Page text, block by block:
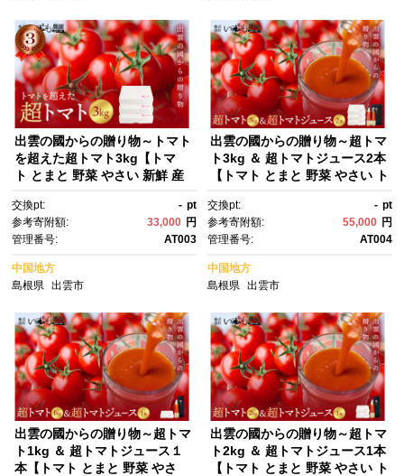
出雲の國からの贈り物～トマト
を超えた超トマト3kg【トマ
ト とまと 野菜 やさい 新鮮 産
め 人気】
交換pt: - pt
参考寄附額:
33,000 円
管理番号:
AT003
中国地方
島根県
出雲市
出雲の國からの贈り物～超トマ
ト3kg ＆ 超トマトジュース2本
【トマト とまと 野菜 やさい ト
鮮 産地直送 贈答 出雲 出雲
市 おすすめ 人気】
交換pt: - pt
参考寄附額:
55,000 円
管理番号:
AT004
中国地方
島根県 出雲市
出雲の國からの贈り物～超トマ
ト1kg ＆ 超トマトジュース１
本【トマト とまと 野菜 やさ
出雲の國からの贈り物～超トマ
ト2kg ＆ 超トマトジュース1本
【トマト とまと 野菜 やさい ト